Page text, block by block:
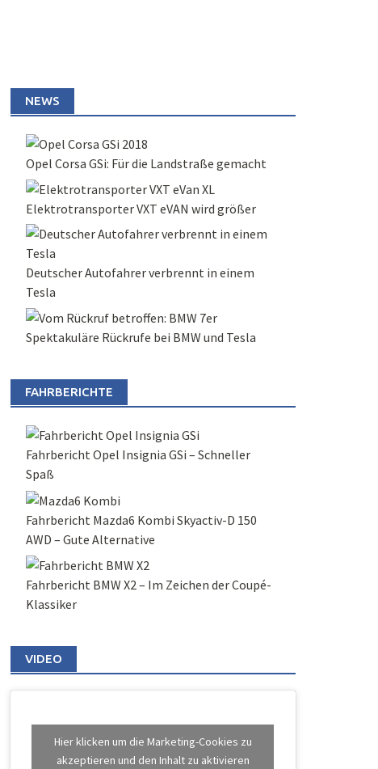
NEWS
Opel Corsa GSi: Für die Landstraße gemacht
Elektrotransporter VXT eVAN wird größer
Deutscher Autofahrer verbrennt in einem
Tesla
Spektakuläre Rückrufe bei BMW und Tesla
FAHRBERICHTE
Fahrbericht Opel Insignia GSi – Schneller
Spaß
Fahrbericht Mazda6 Kombi Skyactiv-D 150
AWD – Gute Alternative
Fahrbericht BMW X2 – Im Zeichen der Coupé-
Klassiker
VIDEO
Hier klicken um die Marketing-Cookies zu
akzeptieren und den Inhalt zu aktivieren